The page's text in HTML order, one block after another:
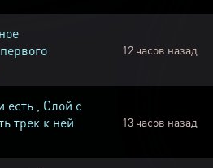
12 часов назад
есть , Слой с
трек к ней
13 часов назад